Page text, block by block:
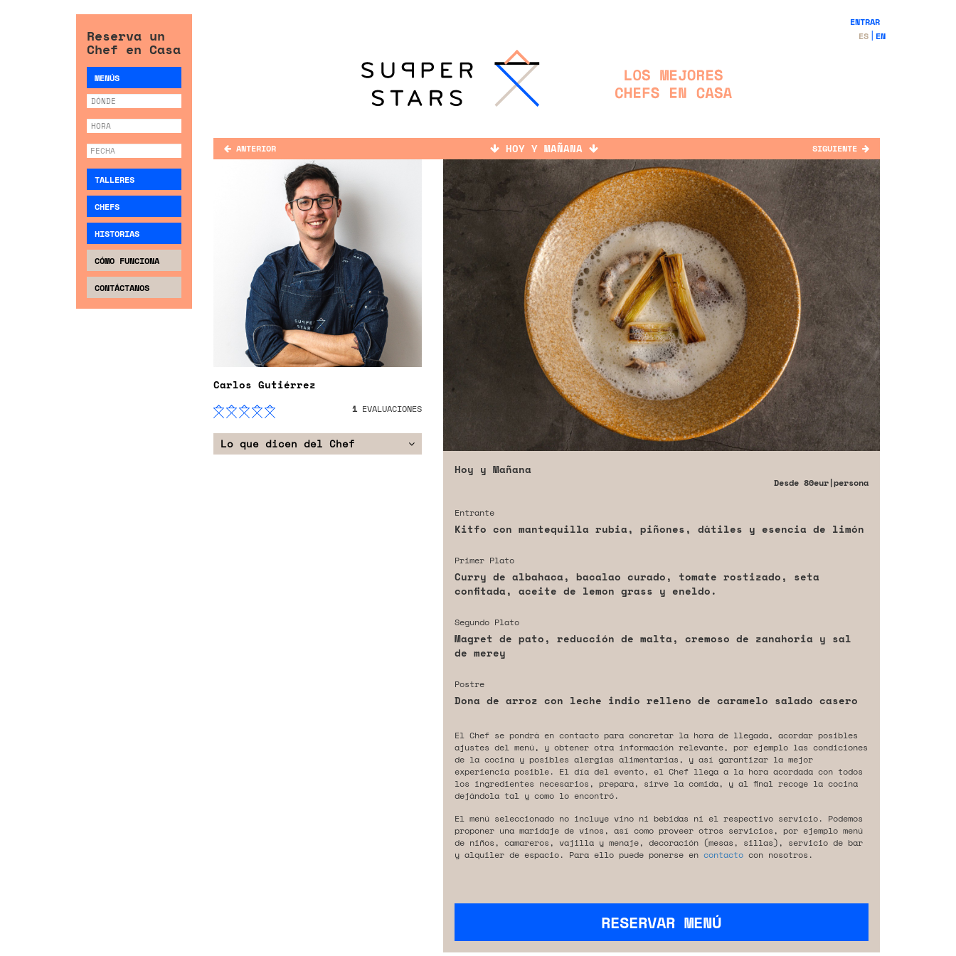
Reserva un
Chef en Casa
MENÚS
TALLERES
CHEFS
HISTORIAS
CÓMO FUNCIONA
CONTÁCTANOS
ENTRAR
ES
EN
ANTERIOR HOY Y MAÑANA SIGUIENTE
Carlos Gutiérrez
1EVALUACIONES
Lo que dicen del Chef
Hoy y Mañana
Desde 80eur|persona
Entrante
Kitfo con mantequilla rubia, piñones, dátiles y esencia de limón
Primer Plato
Curry de albahaca, bacalao curado, tomate rostizado, seta
confitada, aceite de lemon grass y eneldo.
Segundo Plato
Magret de pato, reducción de malta, cremoso de zanahoria y sal
de merey
Postre
Dona de arroz con leche indio relleno de caramelo salado casero
El Chef se pondrá en contacto para concretar la hora de llegada, acordar posibles
ajustes del menú, y obtener otra información relevante, por ejemplo las condiciones
de la cocina y posibles alergias alimentarias, y así garantizar la mejor
experiencia posible. El día del evento, el Chef llega a la hora acordada con todos
los ingredientes necesarios, prepara, sirve la comida, y al final recoge la cocina
dejándola tal y como lo encontró.
El menú seleccionado no incluye vino ni bebidas ni el respectivo servicio. Podemos
proponer una maridaje de vinos, así como proveer otros servicios, por ejemplo menú
de niños, camareros, vajilla y menaje, decoración (mesas, sillas), servicio de bar
y alquiler de espacio. Para ello puede ponerse en contactocon nosotros.
RESERVAR MENÚ